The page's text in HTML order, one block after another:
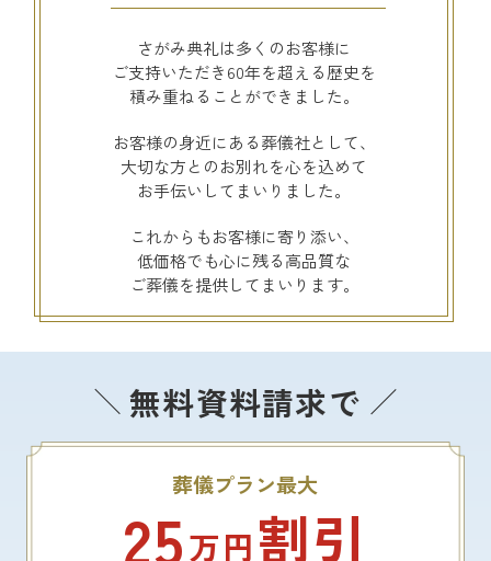
さがみ典礼は多くのお客様に
ご支持いただき60年を超える歴史を
積み重ねることができました。
お客様の身近にある葬儀社として、
大切な方とのお別れを心を込めて
お手伝いしてまいりました。
これからもお客様に寄り添い、
低価格でも心に残る高品質な
ご葬儀を提供してまいります。
無料資料請求で
葬儀プラン最大
25万円割引